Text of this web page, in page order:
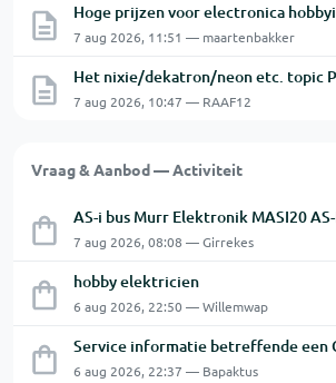
Hoge prijzen voor electronica
7 aug 2026, 11:51 — maartenbakker
Het nixie/dekatron/neon etc. topic
7 aug 2026, 10:47 — RAAF12
Vraag & Aanbod — Activiteit
7 aug 2026, 08:08 — Girrekes
hobby elektricien
6 aug 2026, 22:50 — Willemwap
6 aug 2026, 22:37 — Bapaktus